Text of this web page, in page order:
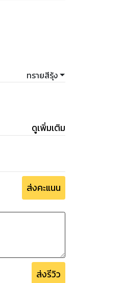
ทรายสีรุ้ง
ดูเพิ่มเติม
ส่งคะแนน
ส่งรีวิว